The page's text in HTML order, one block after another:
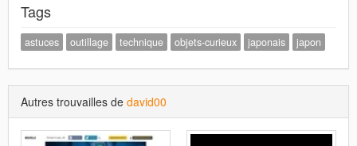
Tags
astuces outillage technique objets-curieux japonais japon
Autres trouvailles de david00